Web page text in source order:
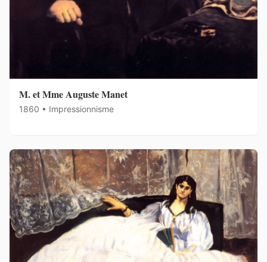
M. et Mme Auguste Manet
1860 • Impressionnisme